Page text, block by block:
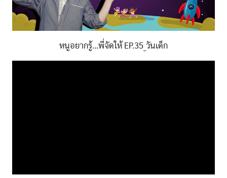
หนูอยากรู้...พี่จัดให้ EP.35_วันเด็ก